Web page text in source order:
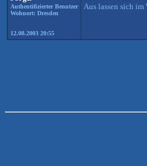
Authentifizierter Benutzer
Wohnort: Dresden
12.08.2003 20:55
Aus lassen sich